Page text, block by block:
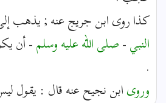
كذا روى ابن جريج عنه ; يذهب
النبي-صلى الله عليه وسلم- أن
.
وروىابن نجيح عنه قال : يقول